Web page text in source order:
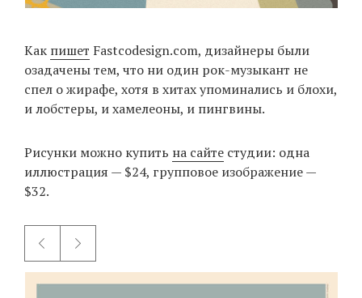
Как пишет Fastcodesign.com, дизайнеры были
озадачены тем, что ни один рок-музыкант не
спел о жирафе, хотя в хитах упоминались и блохи,
и лобстеры, и хамелеоны, и пингвины.
Рисунки можно купить на сайте студии: одна
иллюстрация — $24, групповое изображение —
$32.